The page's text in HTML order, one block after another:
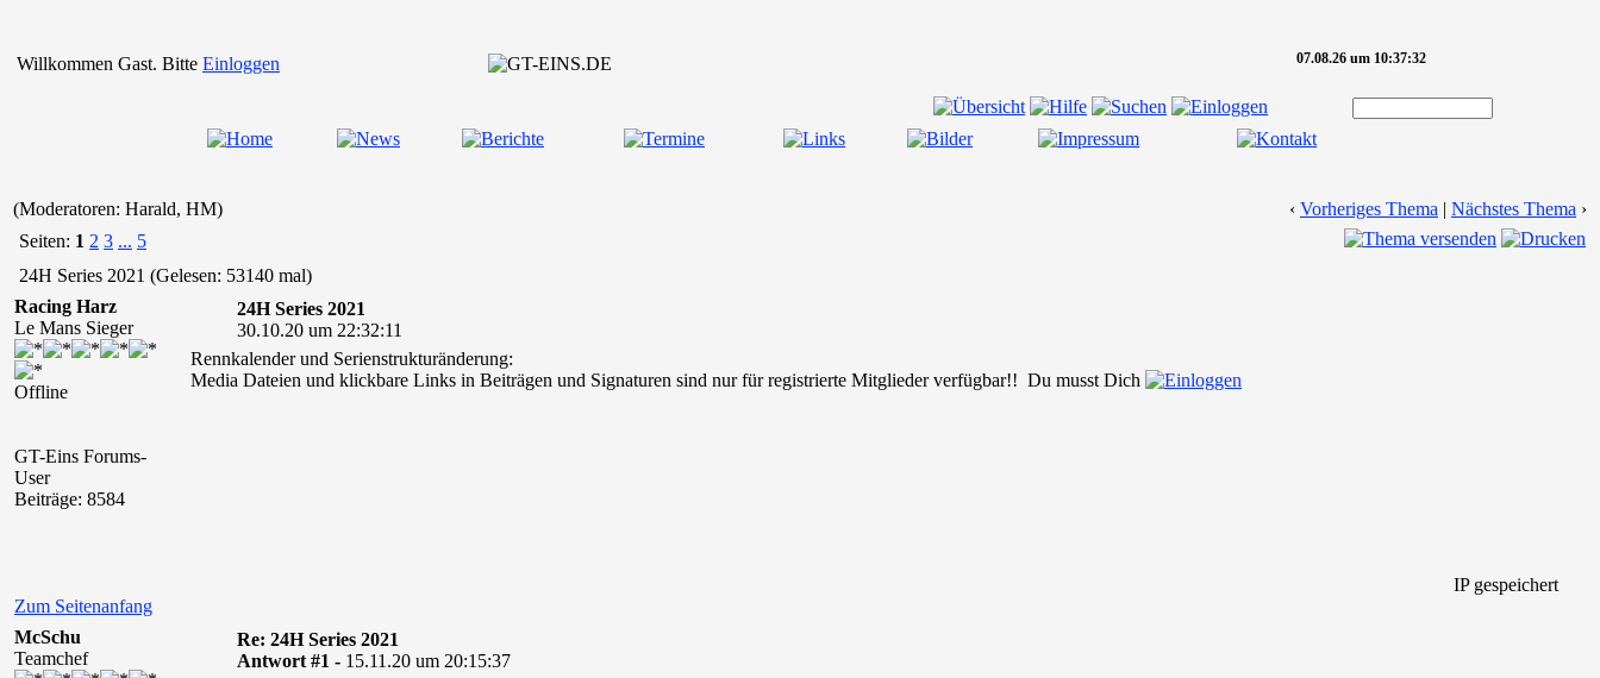
Willkommen Gast. Bitte Einloggen 07.08.26 um 10:37:32
(Moderatoren: Harald, HM) ‹ Vorheriges Thema | Nächstes Thema ›
Seiten: 1 2 3 ... 5
24H Series 2021 (Gelesen: 53140 mal)
Racing Harz
Le Mans Sieger
Offline
GT-Eins Forums-
User
Beiträge: 8584
24H Series 2021
30.10.20 um 22:32:11
Rennkalender und Serienstrukturänderung:
Media Dateien und klickbare Links in Beiträgen und Signaturen sind nur für registrierte Mitglieder verfügbar!! Du musst Dich
Zum Seitenanfang
IP gespeichert
McSchu
Teamchef
Re: 24H Series 2021
Antwort #1 - 15.11.20 um 20:15:37